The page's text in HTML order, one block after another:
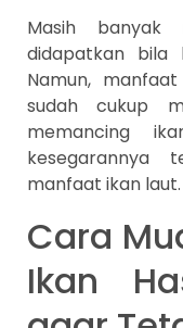
Masih banyak
didapatkan bila
Namun,
sudah cukup
memancing
kesegarannya
manfaat ikan laut.
Cara
Ikan